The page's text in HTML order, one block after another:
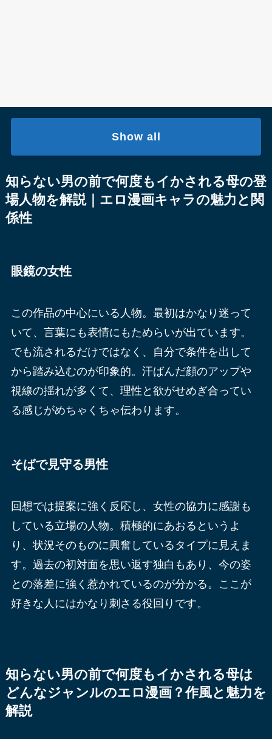
Show all
知らない男の前で何度もイかされる母の登
場人物を解説｜エロ漫画キャラの魅力と関
係性
眼鏡の女性
この作品の中心にいる人物。最初はかなり迷って
いて、言葉にも表情にもためらいが出ています。
でも流されるだけではなく、自分で条件を出して
から踏み込むのが印象的。汗ばんだ顔のアップや
視線の揺れが多くて、理性と欲がせめぎ合ってい
る感じがめちゃくちゃ伝わります。
そばで見守る男性
回想では提案に強く反応し、女性の協力に感謝も
している立場の人物。積極的にあおるというよ
り、状況そのものに興奮しているタイプに見えま
す。過去の初対面を思い返す独白もあり、今の姿
との落差に強く惹かれているのが分かる。ここが
好きな人にはかなり刺さる役回りです。
知らない男の前で何度もイかされる母は
どんなジャンルのエロ漫画？作風と魅力を
解説